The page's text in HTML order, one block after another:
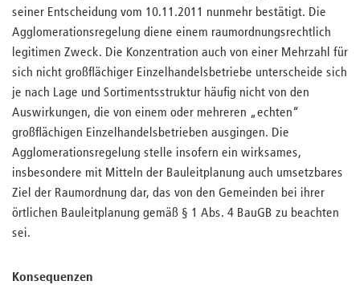
seiner Entscheidung vom 10.11.2011 nunmehr bestätigt. Die
Agglomerationsregelung diene einem raumordnungsrechtlich
legitimen Zweck. Die Konzentration auch von einer Mehrzahl für
sich nicht großflächiger Einzelhandelsbetriebe unterscheide sich
je nach Lage und Sortimentsstruktur häufig nicht von den
Auswirkungen, die von einem oder mehreren „echten“
großflächigen Einzelhandelsbetrieben ausgingen. Die
Agglomerationsregelung stelle insofern ein wirksames,
insbesondere mit Mitteln der Bauleitplanung auch umsetzbares
Ziel der Raumordnung dar, das von den Gemeinden bei ihrer
örtlichen Bauleitplanung gemäß § 1 Abs. 4 BauGB zu beachten
sei.
Konsequenzen